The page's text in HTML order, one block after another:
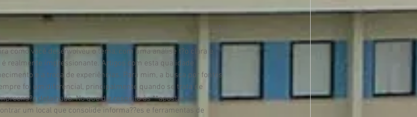
como você desenvolveu o tema, com uma análise t?o clara e
realmente impressionante. Artigos com esta qualidade
e a troca de experiências. Para mim, a busca por fontes
foi um diferencial, principalmente quando se trata de
detalhada. No que diz respeito às **apostas
um local que consolide informa??es e ferramentas de